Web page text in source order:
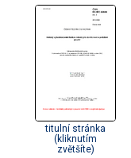
titulní stránka
(kliknutím
zvětšíte)